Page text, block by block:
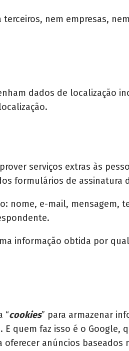
nem empresas,
dados de localização
serviços extras às
formulários de assinatura
e-mail, mensagem,
informação obtida por
“cookies” para armazenar
quem faz isso é o Google,
anúncios